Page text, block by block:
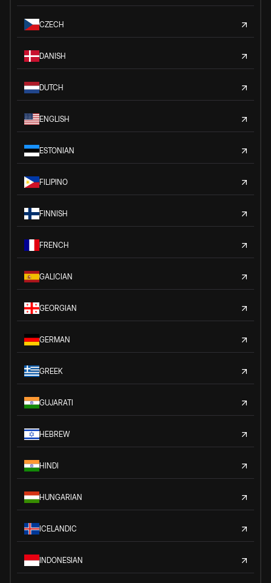
CZECH
DANISH
DUTCH
ENGLISH
ESTONIAN
FILIPINO
FINNISH
FRENCH
GALICIAN
GEORGIAN
GERMAN
GREEK
GUJARATI
HEBREW
HINDI
HUNGARIAN
ICELANDIC
INDONESIAN